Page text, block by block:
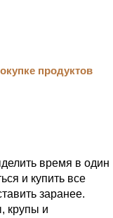
время в один
и купить все
заранее.
крупы и